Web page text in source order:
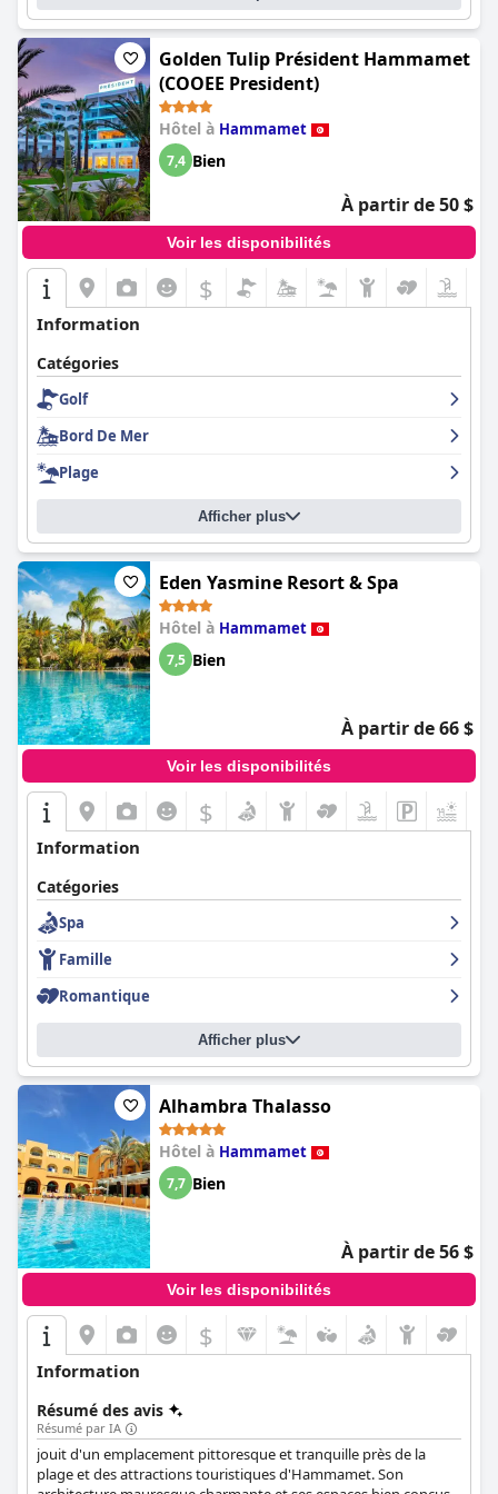
gentillesse, le tout dans une oasis de verdure au bord de la mer.
Golden Tulip Président Hammamet
(COOEE President)
Hôtel à Hammamet
7,4 Bien
À partir de 50 $
Voir les disponibilités
$
Information
Catégories
Golf
Bord De Mer
Plage
Afficher plus
Eden Yasmine Resort & Spa
Hôtel à Hammamet
7,5 Bien
À partir de 66 $
Voir les disponibilités
$
Information
Catégories
Spa
Famille
Romantique
Afficher plus
Alhambra Thalasso
Hôtel à Hammamet
7,7 Bien
À partir de 56 $
Voir les disponibilités
$
Information
Résumé des avis
Résumé par IA
jouit d'un emplacement pittoresque et tranquille près de la
plage et des attractions touristiques d'Hammamet. Son